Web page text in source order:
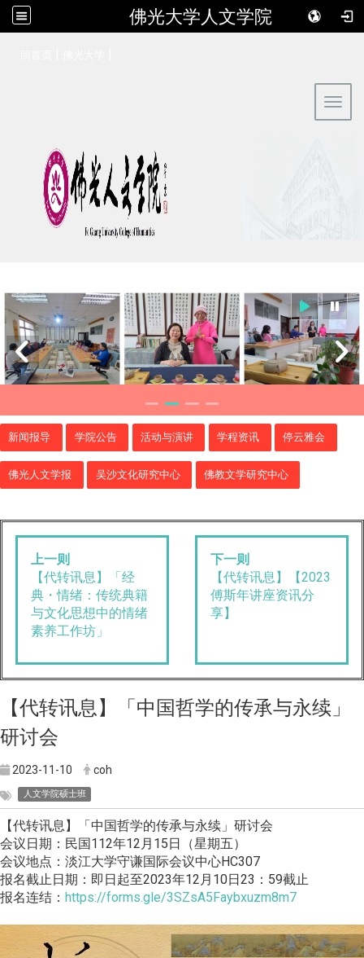
佛光大学人文学院
新闻报导 学院公告 活动与演讲 学程资讯 停云雅会
佛光人文学报 吴沙文化研究中心 佛教文学研究中心
上一则
【代转讯息】「经
典・情绪：传统典籍
与文化思想中的情绪
素养工作坊」
下一则
【代转讯息】【2023
傅斯年讲座资讯分
享】
【代转讯息】「中国哲学的传承与永续」
研讨会
2023-11-10 coh
人文学院硕士班
【代转讯息】「中国哲学的传承与永续」研讨会
会议日期：民国112年12月15日（星期五）
会议地点：淡江大学守谦国际会议中心HC307
报名截止日期：即日起至2023年12月10日23：59截止
报名连结： https://forms.gle/3SZsA5Faybxuzm8m7